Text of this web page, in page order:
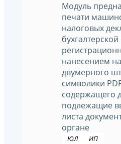
Модуль
печати
налоговых
нанесением
двумерного
символики
содержащего
подлежащие
листа
органе
ЮЛ ИП